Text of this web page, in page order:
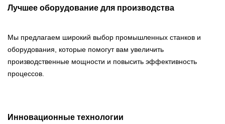
Лучшее оборудование для производства
Мы предлагаем широкий выбор промышленных станков и
оборудования, которые помогут вам увеличить
производственные мощности и повысить эффективность
процессов.
Инновационные технологии